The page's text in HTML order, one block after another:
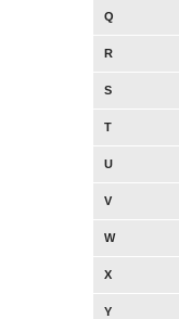
Q
R
S
T
U
V
W
X
Y